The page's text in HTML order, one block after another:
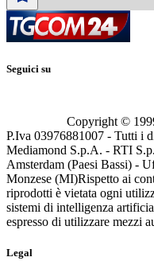
Seguici su
Copyright ©
P.Iva 03976881007 - Tutti i
Mediamond S.p.A. - RTI
Amsterdam (Paesi Bassi) -
Monzese (MI)Rispetto ai
riprodotti è vietata ogni
sistemi di intelligenza
espresso di utilizzare mezzi
Legal